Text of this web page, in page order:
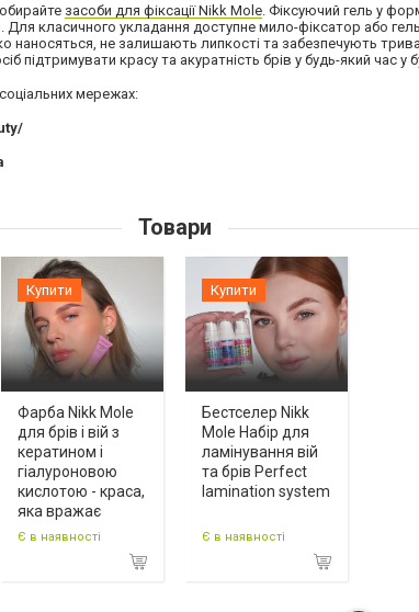
засоби для фіксації Nikk Mole . Фіксуючий гель у
Для класичного укладання доступне мило-фіксатор або
наносяться, не залишають липкості та забезпечують
красу та акуратність брів у будь-який час у
мережах:
Товари
Купити
Фарба Nikk Mole
для брів і вій з
кератином і
гіалуроновою
кислотою - краса,
яка вражає
Є в наявності
Купити
Бестселер Nikk
Mole Набір для
ламінування вій
та брів Perfect
lamination system
Є в наявності